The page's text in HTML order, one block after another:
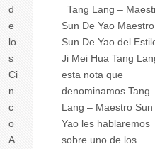
Tang Lang –
Sun De Yao Maestro
Sun De Yao del
Ji Mei Hua Tang
esta nota que
denominamos Tang
Lang – Maestro Sun
Yao les hablaremos
sobre uno de los
d
e
lo
s
Ci
n
c
o
A